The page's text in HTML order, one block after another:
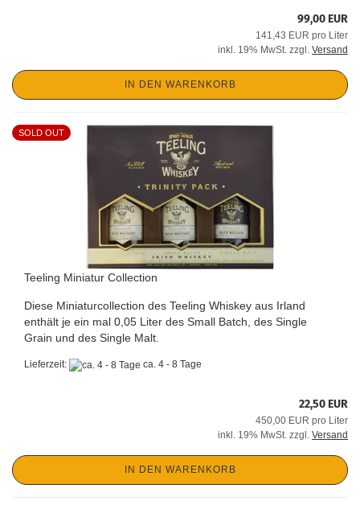
99,00 EUR
141,43 EUR pro Liter
inkl. 19% MwSt. zzgl. Versand
IN DEN WARENKORB
SOLD OUT
Teeling Miniatur Collection
Diese Miniaturcollection des Teeling Whiskey aus Irland
enthält je ein mal 0,05 Liter des Small Batch, des Single
Grain und des Single Malt.
Lieferzeit: ca. 4 - 8 Tage
22,50 EUR
450,00 EUR pro Liter
inkl. 19% MwSt. zzgl. Versand
IN DEN WARENKORB